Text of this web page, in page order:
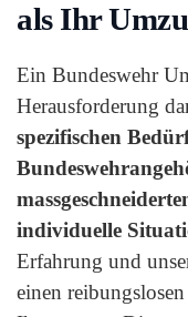
als Ihr
Ein Bundeswehr
Herausforderung
spezifischen
individuelle
Erfahrung und
einen